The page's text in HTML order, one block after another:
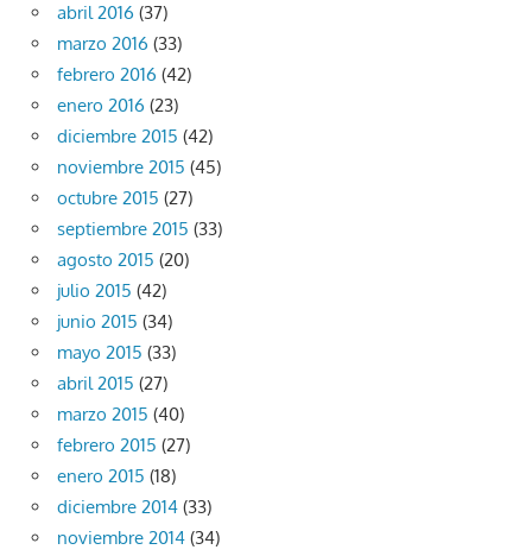
abril 2016 (37)
marzo 2016 (33)
febrero 2016 (42)
enero 2016 (23)
diciembre 2015 (42)
noviembre 2015 (45)
octubre 2015 (27)
septiembre 2015 (33)
agosto 2015 (20)
julio 2015 (42)
junio 2015 (34)
mayo 2015 (33)
abril 2015 (27)
marzo 2015 (40)
febrero 2015 (27)
enero 2015 (18)
diciembre 2014 (33)
noviembre 2014 (34)